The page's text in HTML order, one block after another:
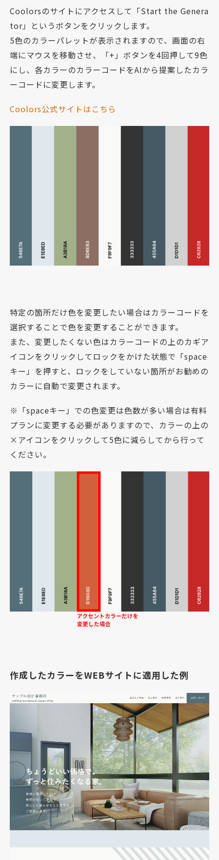
Coolorsのサイトにアクセスして「Start the Genera
tor」というボタンをクリックします。
5色のカラーパレットが表示されますので、画面の右
端にマウスを移動させ、「+」ボタンを4回押して9色
にし、各カラーのカラーコードをAIから提案したカラ
ーコードに変更します。
Coolors公式サイトはこちら
特定の箇所だけ色を変更したい場合はカラーコードを
選択することで色を変更することができます。
また、変更したくない色はカラーコードの上のカギア
イコンをクリックしてロックをかけた状態で「space
キー」を押すと、ロックをしていない箇所がお勧めの
カラーに自動で変更されます。
※「spaceキー」での色変更は色数が多い場合は有料
プランに変更する必要がありますので、カラーの上の
×アイコンをクリックして5色に減らしてから行って
ください。
作成したカラーをWEBサイトに適用した例